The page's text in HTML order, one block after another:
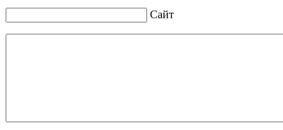
Сайт